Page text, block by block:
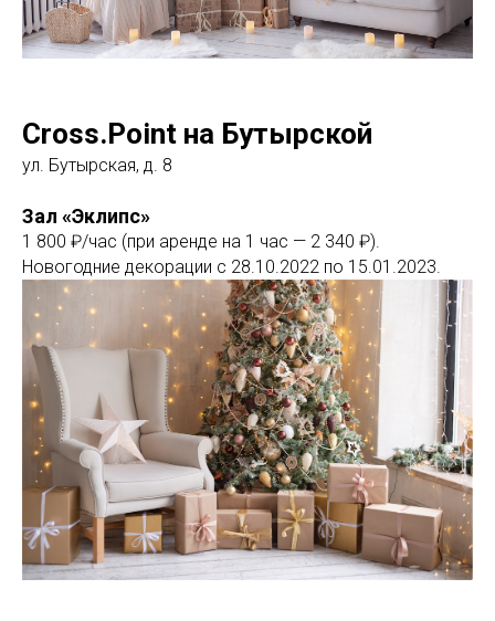
Cross.Point на Бутырской
ул. Бутырская, д. 8
Зал «Эклипс»
1 800 ₽/час (при аренде на 1 час — 2 340 ₽).
Новогодние декорации с 28.10.2022 по 15.01.2023.